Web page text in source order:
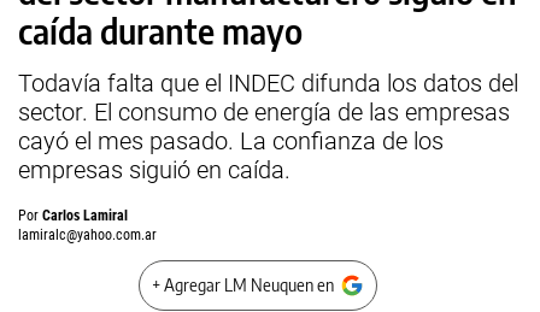
caída durante mayo
Todavía falta que el INDEC difunda los datos del
sector. El consumo de energía de las empresas
cayó el mes pasado. La confianza de los
empresas siguió en caída.
Por Carlos Lamiral
lamiralc@yahoo.com.ar
+ Agregar LM Neuquen en